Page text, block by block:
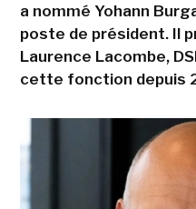
a nommé Yohann
poste de président. Il
Laurence Lacombe,
cette fonction depuis